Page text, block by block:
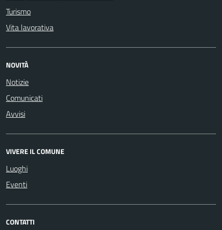
Turismo
Vita lavorativa
NOVITÀ
Notizie
Comunicati
Avvisi
VIVERE IL COMUNE
Luoghi
Eventi
CONTATTI